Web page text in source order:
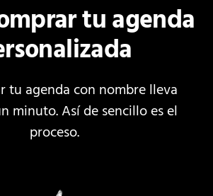
tu agenda
tu agenda con nombre lleva
minuto. Así de sencillo es el
proceso.